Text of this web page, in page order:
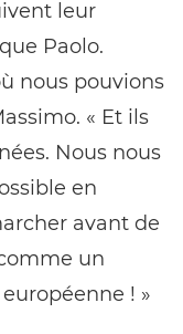
leur
Paolo.
nous pouvions
« Et ils
Nous nous
en
avant de
un
! »